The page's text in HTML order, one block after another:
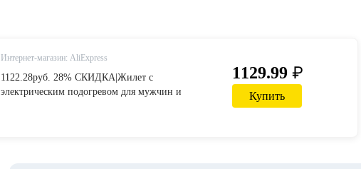
Интернет-магазин: AliExpress
1122.28руб. 28% СКИДКА|Жилет с
электрическим подогревом для мужчин и
1129.99 ₽
Купить